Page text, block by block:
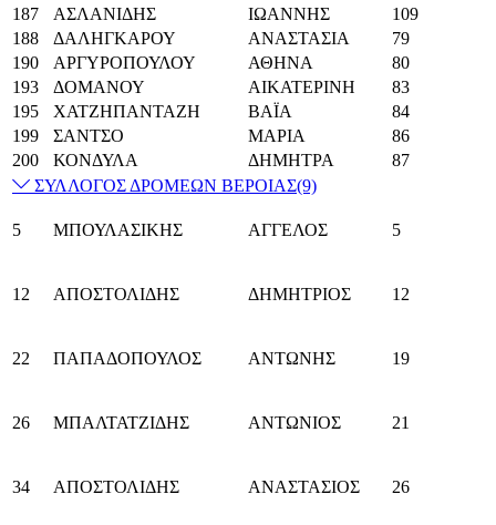
187 ΑΣΛΑΝΙΔΗΣ ΙΩΑΝΝΗΣ
109
188
ΔΑΛΗΓΚΑΡΟΥ ΑΝΑΣΤΑΣΙΑ
79
190
ΑΡΓΥΡΟΠΟΥΛΟΥ ΑΘΗΝΑ
80
193
ΔΟΜΑΝΟΥ ΑΙΚΑΤΕΡΙΝΗ
83
195
ΧΑΤΖΗΠΑΝΤΑΖΗ ΒΑΪΑ
84
199
ΣΑΝΤΣΟ ΜΑΡΙΑ
86
200
ΚΟΝΔΥΛΑ ΔΗΜΗΤΡΑ
87
ΣΥΛΛΟΓΟΣ ΔΡΟΜΕΩΝ ΒΕΡΟΙΑΣ(9)
5 ΜΠΟΥΛΑΣΙΚΗΣ ΑΓΓΕΛΟΣ 5
12 ΑΠΟΣΤΟΛΙΔΗΣ ΔΗΜΗΤΡΙΟΣ 12
22 ΠΑΠΑΔΟΠΟΥΛΟΣ ΑΝΤΩΝΗΣ 19
26 ΜΠΑΛΤΑΤΖΙΔΗΣ ΑΝΤΩΝΙΟΣ 21
34 ΑΠΟΣΤΟΛΙΔΗΣ ΑΝΑΣΤΑΣΙΟΣ 26